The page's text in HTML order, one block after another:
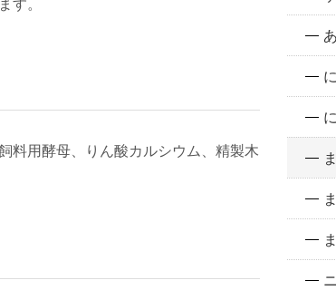
す。
料用酵母、りん酸カルシウム、精製木